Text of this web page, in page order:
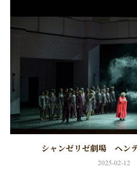
シャンゼリゼ劇場 ヘンデ
2025-02-12